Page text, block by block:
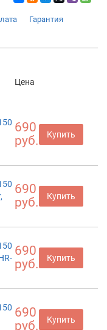
Гарантия
Цена
690
руб.
Купить
690
руб.
Купить
690
руб.
Купить
690
руб.
Купить